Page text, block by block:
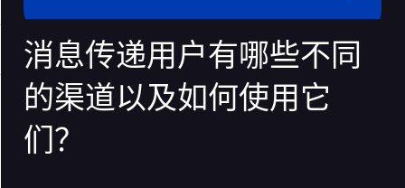
消息传递用户有哪些不同
的渠道以及如何使用它
们？